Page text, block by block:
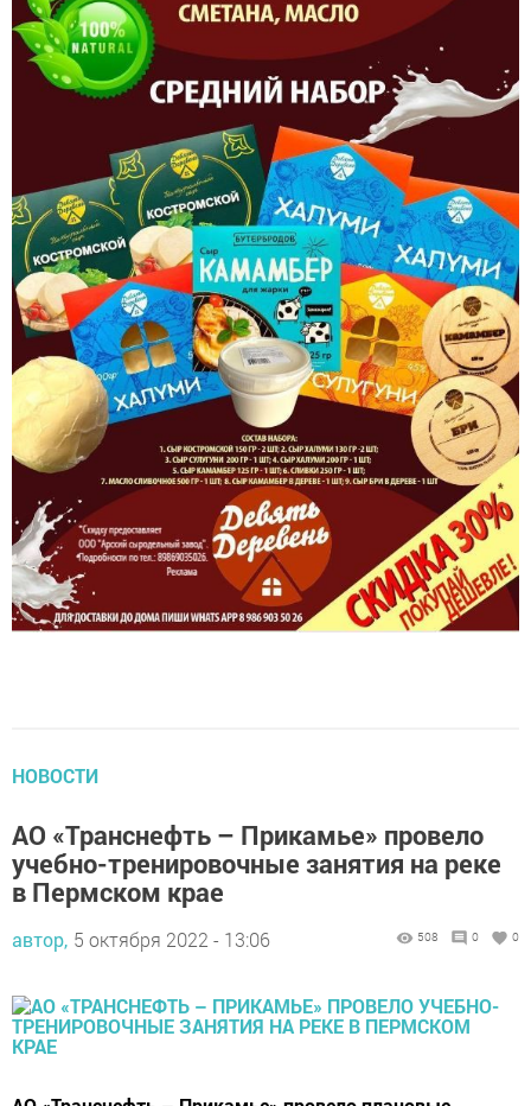
АО «Транснефть – Прикамье» провело
учебно-тренировочные занятия на реке
в Пермском крае
5 октября 2022 - 13:06
АО «Транснефть – Прикамье» провело плановые